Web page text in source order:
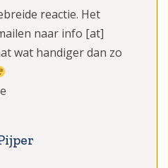
reactie. Het
naar info [at]
wat handiger dan zo